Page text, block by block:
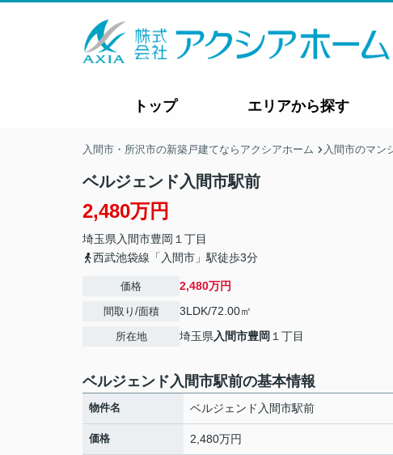
トップ エリアから探す
入間市・所沢市の新築戸建てならアクシアホーム 入間市のマン
ベルジェンド入間市駅前
2,480万円
埼玉県 入間市豊岡 １丁目
西武池袋線「入間市」駅徒歩3分
価格 2,480万円
間取り/面積 3LDK/72.00㎡
所在地 埼玉県 入間市豊岡 １丁目
ベルジェンド入間市駅前の基本情報
物件名 ベルジェンド入間市駅前
価格 2,480万円